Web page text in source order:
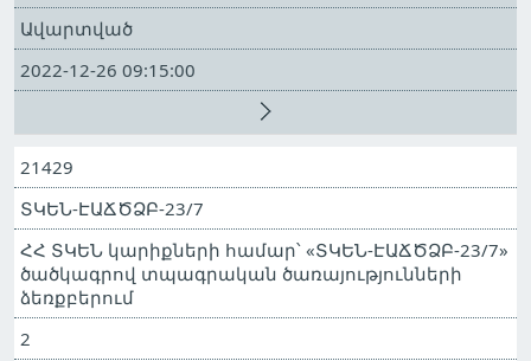
Ավարտված
2022-12-26 09:15:00
21429
ՏԿԵՆ-ԷԱՃԾՁԲ-23/7
ՀՀ ՏԿԵՆ կարիքների համար՝ «ՏԿԵՆ-ԷԱՃԾՁԲ-23/7»
ծածկագրով տպագրական ծառայությունների
ձեռքբերում
2